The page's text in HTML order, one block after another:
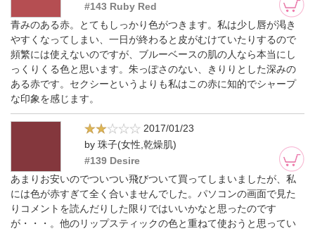
#143 Ruby Red
青みのある赤。とてもしっかり色がつきます。私は少し唇が渇き
やすくなってしまい、一日が終わると皮がむけていたりするので
頻繁には使えないのですが、ブルーベースの肌の人なら本当にし
っくりくる色と思います。朱っぽさのない、きりりとした深みの
ある赤です。セクシーというよりも私はこの赤に知的でシャープ
な印象を感じます。
2017/01/23
by 珠子(女性,乾燥肌)
#139 Desire
あまりお安いのでついつい飛びついて買ってしまいましたが、私
には色が赤すぎて全く合いませんでした。パソコンの画面で見た
りコメントを読んだりした限りではいいかなと思ったのです
が・・・。他のリップスティックの色と重ねて使おうと思ってい